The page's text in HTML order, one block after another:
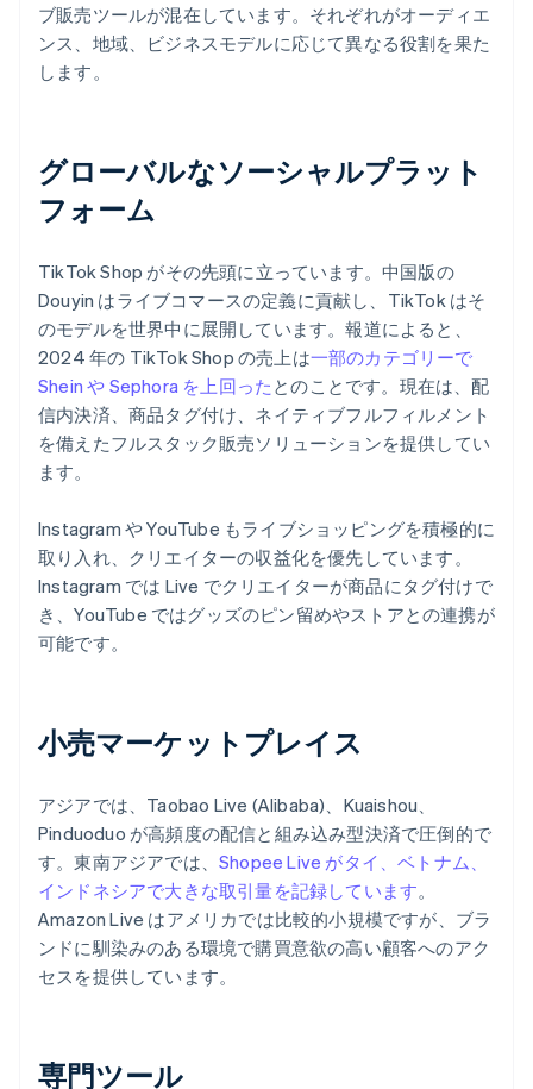
ブ販売ツールが混在しています。それぞれがオーディエ
ンス、地域、ビジネスモデルに応じて異なる役割を果た
します。
グローバルなソーシャルプラット
フォーム
TikTok Shop がその先頭に立っています。中国版の
Douyin はライブコマースの定義に貢献し、TikTok はそ
のモデルを世界中に展開しています。報道によると、
2024 年の TikTok Shop の売上は一部のカテゴリーで
Shein や Sephora を上回った とのことです。現在は、配
信内決済、商品タグ付け、ネイティブフルフィルメント
を備えたフルスタック販売ソリューションを提供してい
ます。
Instagram や YouTube もライブショッピングを積極的に
取り入れ、クリエイターの収益化を優先しています。
Instagram では Live でクリエイターが商品にタグ付けで
き、YouTube ではグッズのピン留めやストアとの連携が
可能です。
小売マーケットプレイス
アジアでは、Taobao Live (Alibaba)、Kuaishou、
Pinduoduo が高頻度の配信と組み込み型決済で圧倒的で
す。東南アジアでは、 Shopee Live がタイ、ベトナム、
インドネシアで大きな取引量を記録しています。
Amazon Live はアメリカでは比較的小規模ですが、ブラ
ンドに馴染みのある環境で購買意欲の高い顧客へのアク
セスを提供しています。
専門ツール